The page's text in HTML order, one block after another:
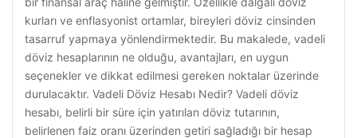
kurları ve enflasyonist ortamlar, bireyleri döviz cinsinden
tasarruf yapmaya yönlendirmektedir. Bu makalede, vadeli
döviz hesaplarının ne olduğu, avantajları, en uygun
seçenekler ve dikkat edilmesi gereken noktalar üzerinde
durulacaktır. Vadeli Döviz Hesabı Nedir? Vadeli döviz
hesabı, belirli bir süre için yatırılan döviz tutarının,
belirlenen faiz oranı üzerinden getiri sağladığı bir hesap